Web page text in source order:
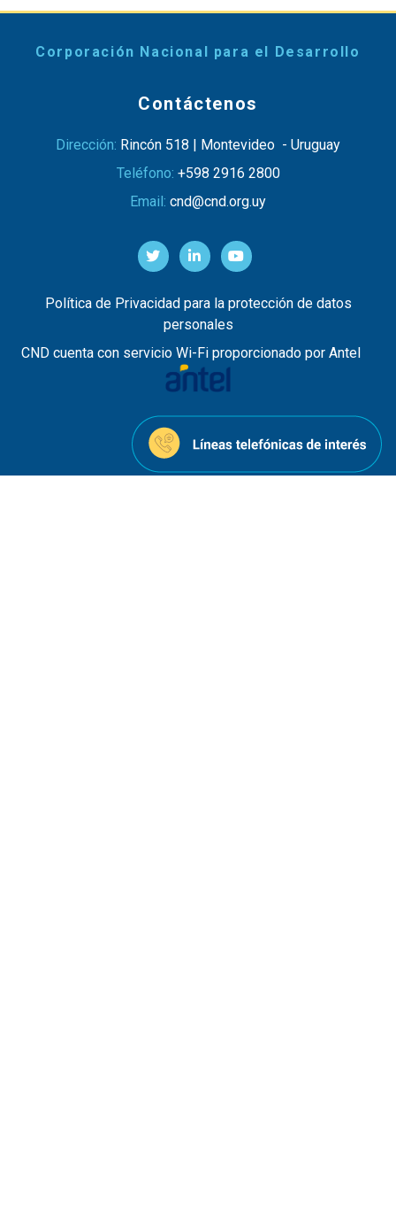
Corporación Nacional para el Desarrollo
Contáctenos
Dirección: Rincón 518 | Montevideo - Uruguay
Teléfono: +598 2916 2800
Email: cnd@cnd.org.uy
Política de Privacidad para la protección de datos
personales
CND cuenta con servicio Wi-Fi proporcionado por Antel